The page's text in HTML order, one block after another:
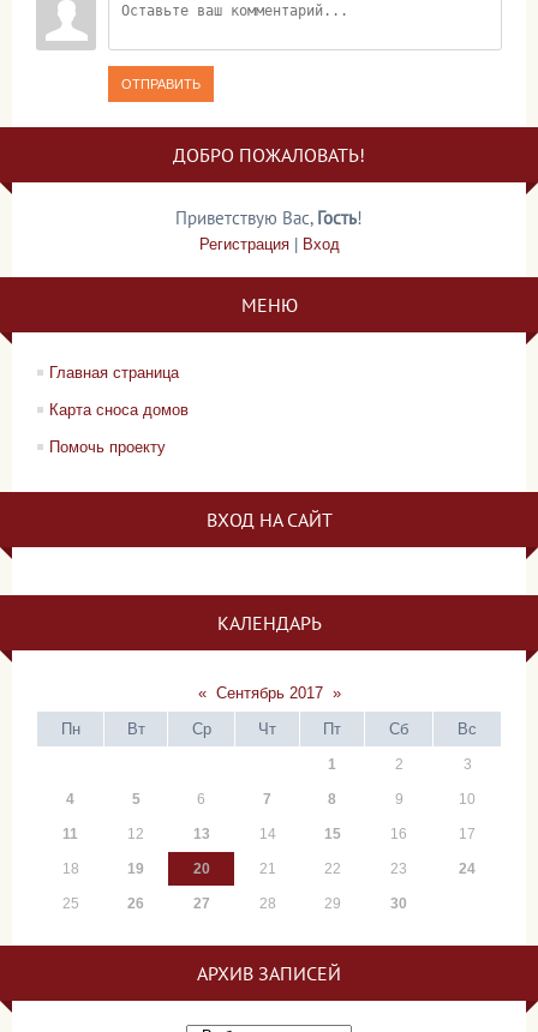
ОТПРАВИТЬ
ДОБРО ПОЖАЛОВАТЬ!
Приветствую Вас, Гость!
Регистрация| Вход
МЕНЮ
Главная страница
Карта сноса домов
Помочь проекту
ВХОД НА САЙТ
КАЛЕНДАРЬ
« Сентябрь 2017 »
Пн
Вт Ср Чт Пт Сб Вс
1 2 3
4 5 6 7 8 9 10
11 12 13 14 15 16 17
18 19 20 21 22 23 24
25 26 27 28 29 30
АРХИВ ЗАПИСЕЙ